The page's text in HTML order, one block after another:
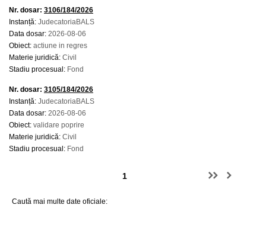
Nr. dosar: 3106/184/2026
Instanță: JudecatoriaBALS
Data dosar: 2026-08-06
Obiect: actiune in regres
Materie juridică: Civil
Stadiu procesual: Fond
Nr. dosar: 3105/184/2026
Instanță: JudecatoriaBALS
Data dosar: 2026-08-06
Obiect: validare poprire
Materie juridică: Civil
Stadiu procesual: Fond
Caută mai multe date oficiale: